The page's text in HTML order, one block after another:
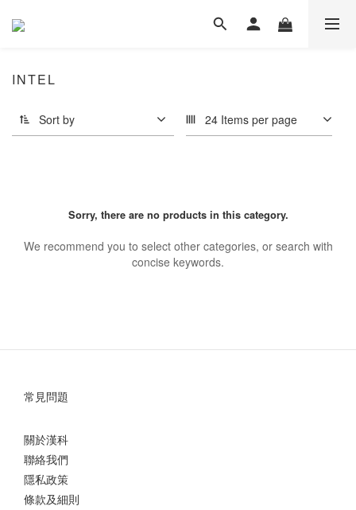
INTEL
Sort by 24 Items per page
Sorry, there are no products in this category.
We recommend you to select other categories, or search with
concise keywords.
常見問題
關於漢科
聯絡我們
隱私政策
條款及細則